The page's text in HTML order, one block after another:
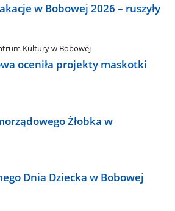
w Bobowej 2026 – ruszyły
Kultury w Bobowej
oceniła projekty maskotki
Żłobka w
Dnia Dziecka w Bobowej